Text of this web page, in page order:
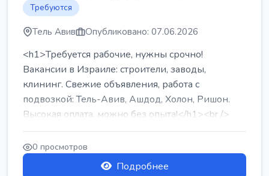
Требуются
Тель Авив Опубликовано: 07.06.2026
<h1>Требуется рабочие, нужны срочно!
Вакансии в Израиле: строители, заводы,
клининг. Свежие объявления, работа с
подвозкой: Тель-Авив, Ашдод, Холон, Ришон.
Высокая оплата, можно без опыта!</h1><br />
...
0 просмотров
Подробнее